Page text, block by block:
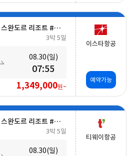
[나트랑 안심 자유여행] 스완도르 리조트 #올인크루시브+오션뷰+밤 10시 레체포함+미니바1회 5일
3박 5일
08.30(일)
07:55
1,349,000원~
이스타항공
예약가능
[나트랑 안심 자유여행] 스완도르 리조트 #올인크루시브+오션뷰+미니바 5일
3박 5일
08.30(일)
티웨이항공